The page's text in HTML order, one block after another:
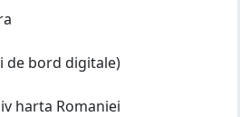
de bord digitale)
harta Romaniei